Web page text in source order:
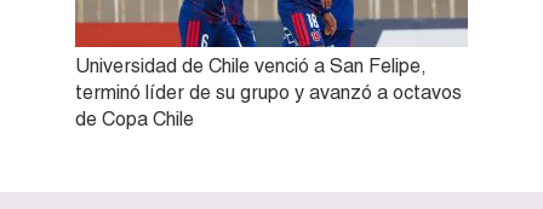
Universidad de Chile venció a San Felipe,
terminó líder de su grupo y avanzó a octavos
de Copa Chile